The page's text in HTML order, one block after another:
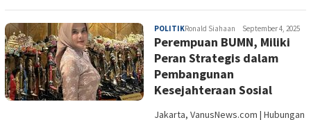
POLITIKRonald Siahaan September 4, 2025
Perempuan BUMN, Miliki
Peran Strategis dalam
Pembangunan
Kesejahteraan Sosial
Jakarta, VanusNews.com | Hubungan